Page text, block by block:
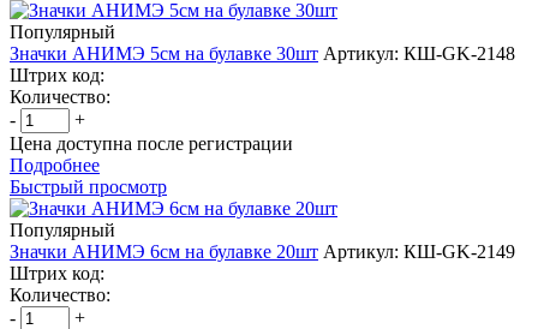
Популярный
Значки АНИМЭ 5см на булавке 30шт Артикул: КШ-GK-2148
Штрих код:
Количество:
-
+
Цена доступна после регистрации
Подробнее
Быстрый просмотр
Популярный
Значки АНИМЭ 6см на булавке 20шт Артикул: КШ-GK-2149
Штрих код:
Количество:
-
+